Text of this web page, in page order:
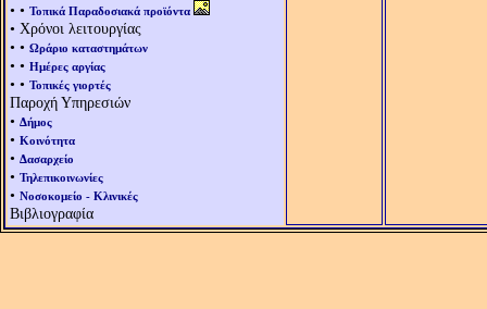
• • Τοπικά Παραδοσιακά προϊόντα
• Χρόνοι λειτουργίας
• • Ωράριο καταστημάτων
• • Ημέρες αργίας
• • Τοπικές γιορτές
Παροχή Υπηρεσιών
• Δήμος
• Κοινότητα
• Δασαρχείο
• Τηλεπικοινωνίες
• Νοσοκομείο - Κλινικές
Βιβλιογραφία